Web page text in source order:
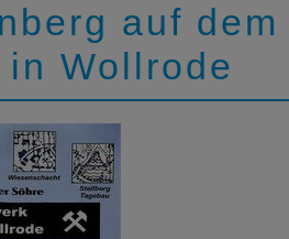
auf dem
Wollrode